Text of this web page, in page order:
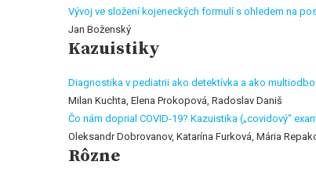
Vývoj ve složení kojeneckých formulí s ohledem na
Jan Boženský
Kazuistiky
Diagnostika v pediatrii ako detektívka a ako
Milan Kuchta, Elena Prokopová, Radoslav Daniš
Čo nám doprial COVID-19? Kazuistika („covidový“
Oleksandr Dobrovanov, Katarína Furková, Mária
Rôzne